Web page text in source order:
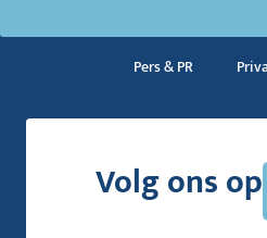
Pers & PR
Volg ons op